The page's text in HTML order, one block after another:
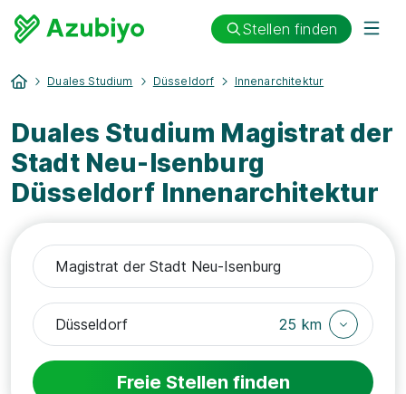
Stellen finden
Duales Studium Düsseldorf Innenarchitektur
Duales Studium Magistrat der
Stadt Neu-Isenburg
Düsseldorf Innenarchitektur
25 km
Freie Stellen finden